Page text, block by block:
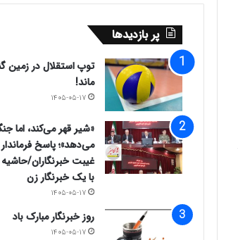
پر بازدیدها
توپ استقلال در زمین
ماند!
۱۴۰۵-۰۵-۱۷
«شیر قهر می‌کند، اما
می‌دهد»؛ پاسخ
غیبت خبرنگاران/
با یک خبرنگار زن
۱۴۰۵-۰۵-۱۷
روز خبرنگار مبارک باد
۱۴۰۵-۰۵-۱۷